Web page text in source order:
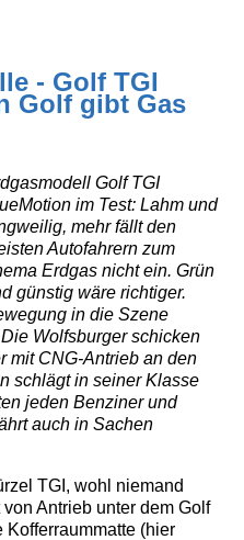
- Golf TGI
Golf gibt Gas
Golf TGI
im Test: Lahm und
mehr fällt den
Autofahrern zum
Erdgas nicht ein. Grün
günstig wäre richtiger.
in die Szene
Wolfsburger schicken
mit CNG-Antrieb an den
schlägt in seiner Klasse
jeden Benziner und
auch in Sachen
TGI, wohl niemand
Antrieb unter dem Golf
Kofferraummatte (hier